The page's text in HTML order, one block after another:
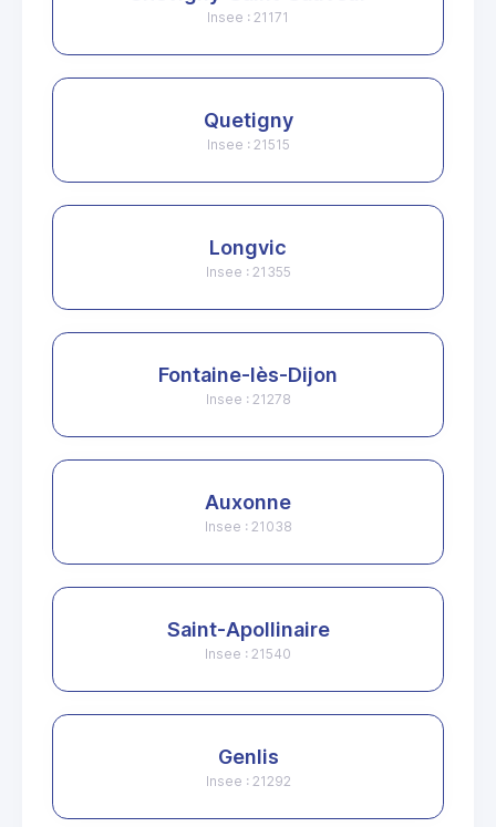
Insee : 21171
Quetigny
Insee : 21515
Longvic
Insee : 21355
Fontaine-lès-Dijon
Insee : 21278
Auxonne
Insee : 21038
Saint-Apollinaire
Insee : 21540
Genlis
Insee : 21292